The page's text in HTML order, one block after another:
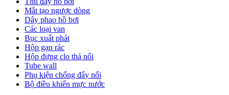
Mắt tạo ngược dòng
Dây phao hồ bơi
Các loại van
Bục xuất phát
Hộp gạn rác
Hộp đựng clo thả nổi
Tube wall
Phụ kiện chống đẩy nổi
Bộ điều khiển mực nước